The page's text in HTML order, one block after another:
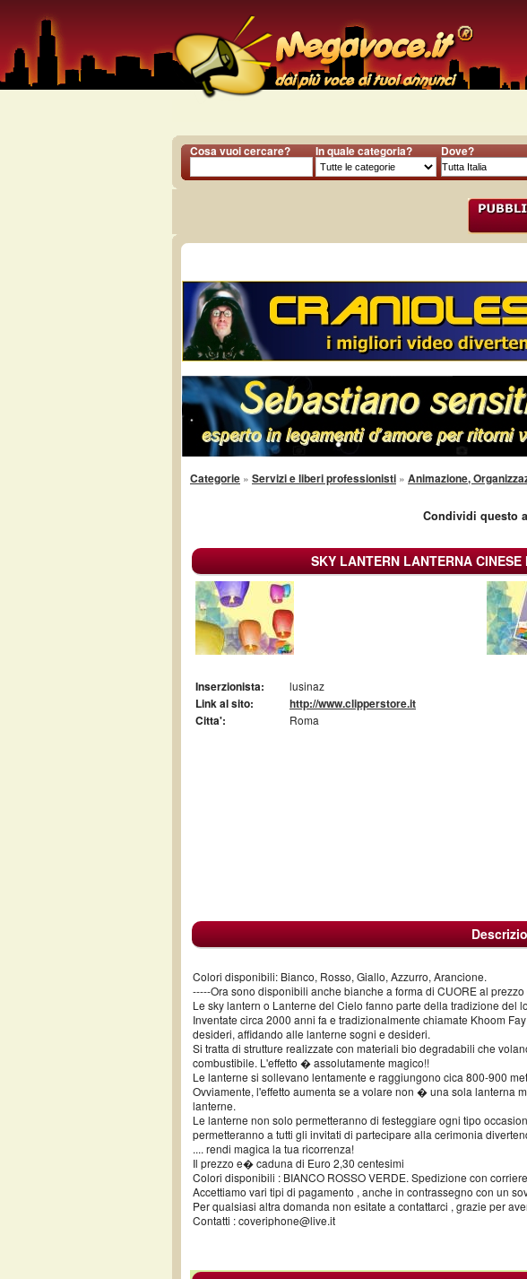
Cosa vuoi cercare? In quale categoria? Dove?
Categorie » Servizi e liberi professionisti » Animazione,
Condividi questo
SKY LANTERN LANTERNA
Inserzionista: lusinaz
Link al sito:
http://www.clipperstore.it
Citta':
Roma
Colori disponibili: Bianco, Rosso, Giallo, Azzurro, Arancione.
-----Ora sono disponibili anche bianche a forma di CUORE al
Le sky lantern o Lanterne del Cielo fanno parte della tradizione del
Inventate circa 2000 anni fa e tradizionalmente chiamate Khoom
desideri, affidando alle lanterne sogni e desideri.
Si tratta di strutture realizzate con materiali bio degradabili che
combustibile. L'effetto � assolutamente magico!!
Le lanterne si sollevano lentamente e raggiungono cica 800-900
Ovviamente, l'effetto aumenta se a volare non � una sola lanterna
lanterne.
Le lanterne non solo permetteranno di festeggiare ogni tipo
permetteranno a tutti gli invitati di partecipare alla cerimonia
.... rendi magica la tua ricorrenza!
Il prezzo e� caduna di Euro 2,30 centesimi
Colori disponibili : BIANCO ROSSO VERDE. Spedizione con
Accettiamo vari tipi di pagamento , anche in contrassegno con un
Per qualsiasi altra domanda non esitate a contattarci , grazie per
Contatti : coveriphone@live.it